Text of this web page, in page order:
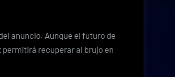
anuncio. Aunque el futuro de
permitirá recuperar al brujo en